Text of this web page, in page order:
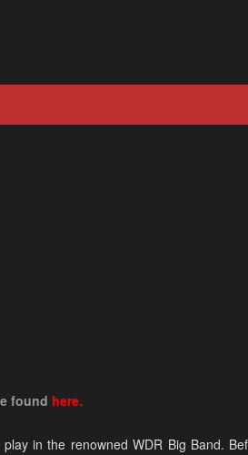
found here.
in the renowned WDR Big Band.